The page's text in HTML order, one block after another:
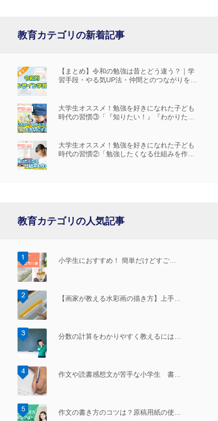
教育カテゴリの新着記事
【まとめ】令和の勉強は昔とどう違う？｜学
習手段・やる気UP法・仲間とのつながりを解
大学生オススメ！勉強を好きになれた子ども
時代の習慣③「『知りたい！』『わかりた
大学生オススメ！勉強を好きになれた子ども
時代の習慣②「勉強したくなる仕組みを作
教育カテゴリの人気記事
小学生におすすめ！ 簡単だけどすご…
【画家が教える水彩画の描き方】上手…
分数の計算をわかりやすく教えるには…
作文や読書感想文が苦手な小学生 書…
作文の書き方のコツは？原稿用紙の使…